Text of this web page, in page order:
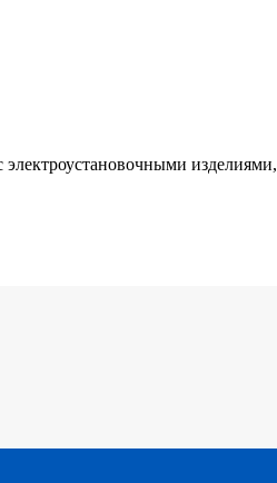
изделиями,